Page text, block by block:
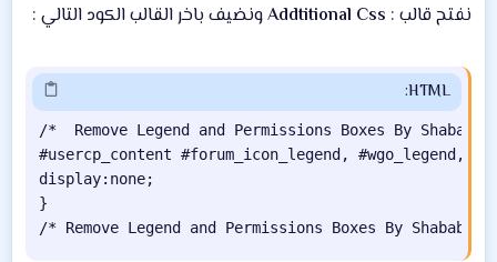
نفتح قالب : Addtitional Cssونضيف باخر القالب الكود التالي :
HTML:
/*  Remove Legend and Permissions Boxes By
#usercp_content #forum_icon_legend,
display:none;
}
/* Remove Legend and Permissions Boxes By